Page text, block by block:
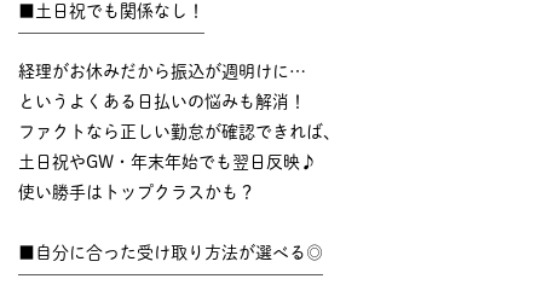
■土日祝でも関係なし！
経理がお休みだから振込が週明けに…
というよくある日払いの悩みも解消！
ファクトなら正しい勤怠が確認できれば、
土日祝やGW・年末年始でも翌日反映♪
使い勝手はトップクラスかも？
■自分に合った受け取り方法が選べる◎